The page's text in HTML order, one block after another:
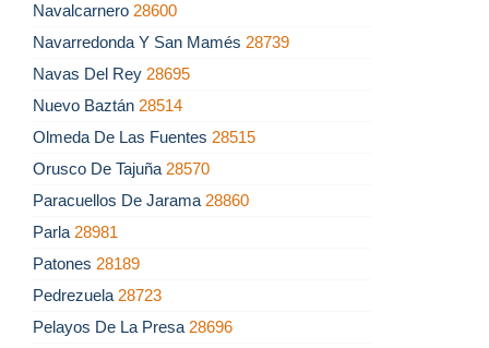
Navalcarnero 28600
Navarredonda Y San Mamés 28739
Navas Del Rey 28695
Nuevo Baztán 28514
Olmeda De Las Fuentes 28515
Orusco De Tajuña 28570
Paracuellos De Jarama 28860
Parla 28981
Patones 28189
Pedrezuela 28723
Pelayos De La Presa 28696